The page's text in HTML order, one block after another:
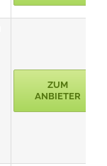
ZUM
ANBIETER